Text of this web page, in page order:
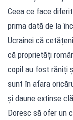
Ceea ce face
prima dată de la
Ucrainei că
că proprietăți
copil au fost răniți
sunt în afara
și daune extinse
Doresc să ofer un